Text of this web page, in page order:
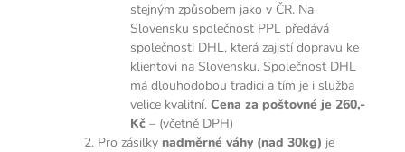
stejným způsobem jako v ČR. Na
Slovensku společnost PPL předává
společnosti DHL, která zajistí dopravu ke
klientovi na Slovensku. Společnost DHL
má dlouhodobou tradici a tím je i služba
velice kvalitní. Cena za poštovné je 260,-
Kč – (včetně DPH)
Pro zásilky nadměrné váhy (nad 30kg) je